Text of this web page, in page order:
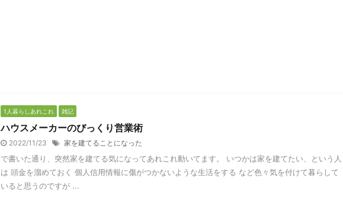
1人暮らしあれこれ 雑記
ハウスメーカーのびっくり営業術
2022/11/23 家を建てることになった
で書いた通り、突然家を建てる気になってあれこれ動いてます。 いつかは家を建てたい、という人
は 頭金を溜めておく 個人信用情報に傷がつかないような生活をする など色々気を付けて暮らして
いると思うのですが ...